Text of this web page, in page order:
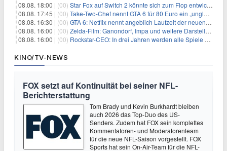
08.08. 18:00 | (00) Star Fox auf Switch 2 könnte sich zum Flop entwickeln
08.08. 17:45 | (00) Take-Two-Chef nennt GTA 6 für 80 Euro ein „unglaubliches Schnäppchen“
08.08. 16:30 | (00) GTA 6: Netflix nennt angeblich Laufzeit der neuen Gameplay-Präsentation
08.08. 16:00 | (00) Zelda-Film: Ganondorf, Impa und weitere Darsteller sollen feststehen
08.08. 16:00 | (00) Rockstar-CEO: In drei Jahren werden alle Spiele gestreamt
KINO/TV-NEWS
FOX setzt auf Kontinuität bei seiner NFL-
Berichterstattung
Tom Brady und Kevin Burkhardt bleiben
auch 2026 das Top-Duo des US-
Senders. Zudem hat FOX sein komplettes
Kommentatoren- und Moderatorenteam
für die neue NFL-Saison vorgestellt. FOX
Sports hat sein On-Air-Team für die NFL-